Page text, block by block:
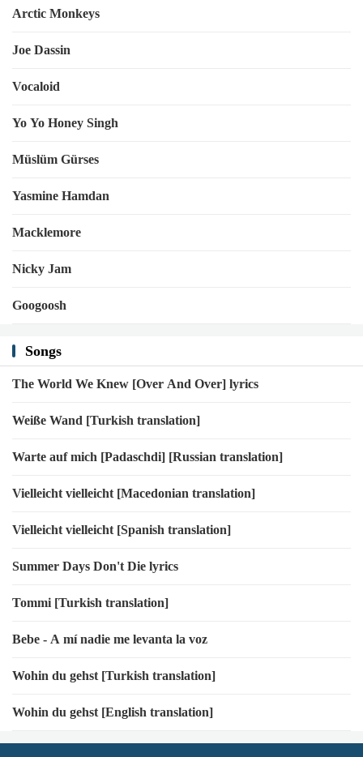
Arctic Monkeys
Joe Dassin
Vocaloid
Yo Yo Honey Singh
Müslüm Gürses
Yasmine Hamdan
Macklemore
Nicky Jam
Googoosh
Songs
The World We Knew [Over And Over] lyrics
Weiße Wand [Turkish translation]
Warte auf mich [Padaschdi] [Russian translation]
Vielleicht vielleicht [Macedonian translation]
Vielleicht vielleicht [Spanish translation]
Summer Days Don't Die lyrics
Tommi [Turkish translation]
Bebe - A mí nadie me levanta la voz
Wohin du gehst [Turkish translation]
Wohin du gehst [English translation]